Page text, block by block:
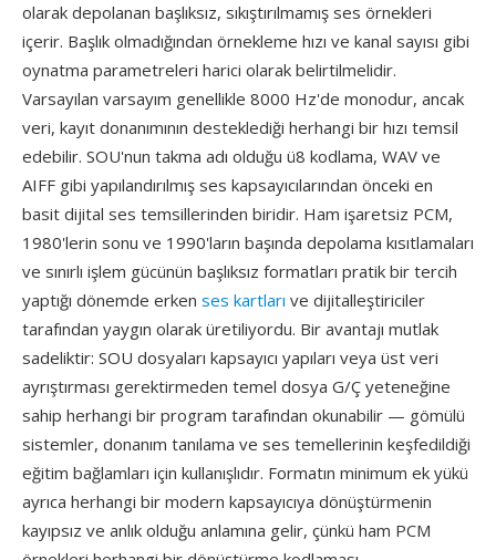
olarak depolanan başlıksız, sıkıştırılmamış ses örnekleri
içerir. Başlık olmadığından örnekleme hızı ve kanal sayısı gibi
oynatma parametreleri harici olarak belirtilmelidir.
Varsayılan varsayım genellikle 8000 Hz'de monodur, ancak
veri, kayıt donanımının desteklediği herhangi bir hızı temsil
edebilir. SOU'nun takma adı olduğu ü8 kodlama, WAV ve
AIFF gibi yapılandırılmış ses kapsayıcılarından önceki en
basit dijital ses temsillerinden biridir. Ham işaretsiz PCM,
1980'lerin sonu ve 1990'ların başında depolama kısıtlamaları
ve sınırlı işlem gücünün başlıksız formatları pratik bir tercih
yaptığı dönemde erken ses kartları ve dijitalleştiriciler
tarafından yaygın olarak üretiliyordu. Bir avantajı mutlak
sadeliktir: SOU dosyaları kapsayıcı yapıları veya üst veri
ayrıştırması gerektirmeden temel dosya G/Ç yeteneğine
sahip herhangi bir program tarafından okunabilir — gömülü
sistemler, donanım tanılama ve ses temellerinin keşfedildiği
eğitim bağlamları için kullanışlıdır. Formatın minimum ek yükü
ayrıca herhangi bir modern kapsayıcıya dönüştürmenin
kayıpsız ve anlık olduğu anlamına gelir, çünkü ham PCM